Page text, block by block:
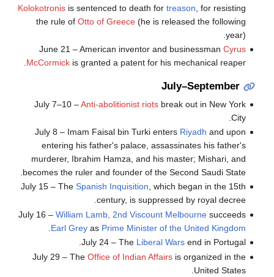
Kolokotronisis sentenced to death for treason , for resisting
the rule of Otto of Greece(he is released the following
year).
June 21 – American inventor and businessman Cyrus
McCormickis granted a patent for his mechanical reaper.
July–September
July 7–10 –Anti-abolitionist riotsbreak out in New York
City.
July 8 – Imam Faisal bin Turki enters Riyadh and upon
entering his father's palace, assassinates his father's
murderer, Ibrahim Hamza, and his master; Mishari, and
becomes the ruler and founder of the Second Saudi State.
July 15 – The Spanish Inquisition, which began in the 15th
century, is suppressed by royal decree.
July 16 – William Lamb, 2nd Viscount Melbournesucceeds
Earl Greyas Prime Minister of the United Kingdom
July 24 – The Liberal Warsend in Portugal.
July 29 – The Office of Indian Affairsis organized in the
United States.